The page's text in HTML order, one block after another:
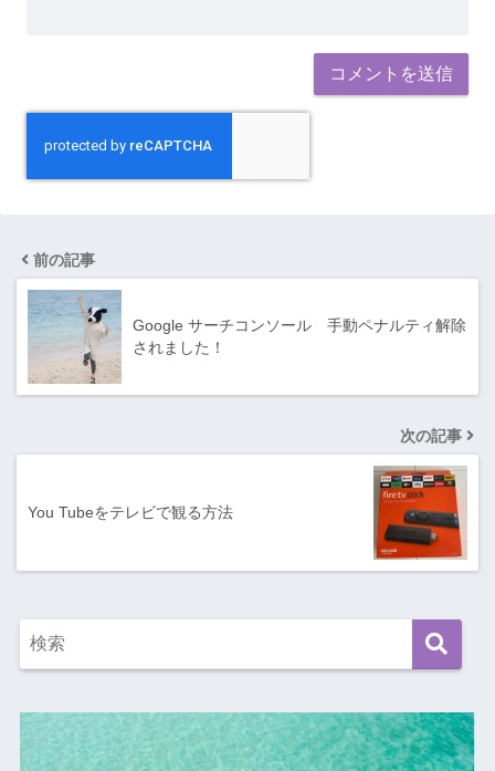
前の記事
Google サーチコンソール 手動ペナルティ解除
されました！
次の記事
You Tubeをテレビで観る方法